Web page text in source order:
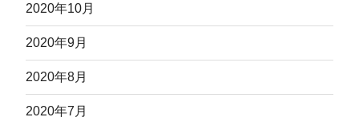
2020年10月
2020年9月
2020年8月
2020年7月